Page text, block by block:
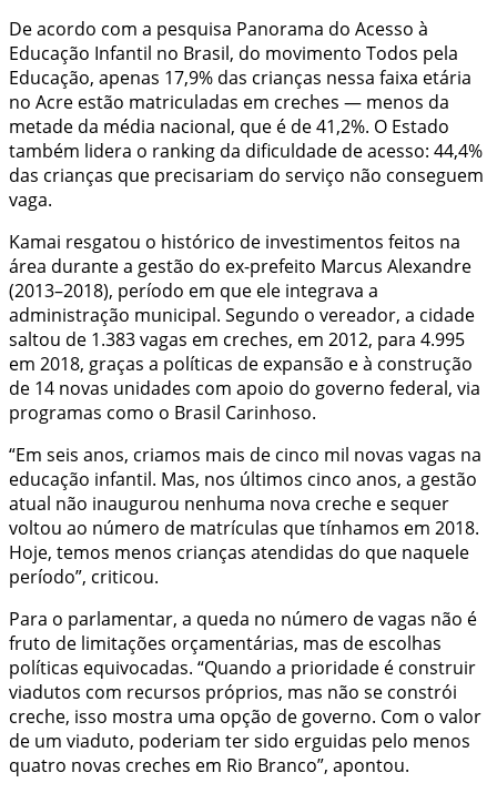
De acordo com a pesquisa Panorama do Acesso à
Educação Infantil no Brasil, do movimento Todos pela
Educação, apenas 17,9% das crianças nessa faixa etária
no Acre estão matriculadas em creches — menos da
metade da média nacional, que é de 41,2%. O Estado
também lidera o ranking da dificuldade de acesso: 44,4%
das crianças que precisariam do serviço não conseguem
vaga.
Kamai resgatou o histórico de investimentos feitos na
área durante a gestão do ex-prefeito Marcus Alexandre
(2013–2018), período em que ele integrava a
administração municipal. Segundo o vereador, a cidade
saltou de 1.383 vagas em creches, em 2012, para 4.995
em 2018, graças a políticas de expansão e à construção
de 14 novas unidades com apoio do governo federal, via
programas como o Brasil Carinhoso.
“Em seis anos, criamos mais de cinco mil novas vagas na
educação infantil. Mas, nos últimos cinco anos, a gestão
atual não inaugurou nenhuma nova creche e sequer
voltou ao número de matrículas que tínhamos em 2018.
Hoje, temos menos crianças atendidas do que naquele
período”, criticou.
Para o parlamentar, a queda no número de vagas não é
fruto de limitações orçamentárias, mas de escolhas
políticas equivocadas. “Quando a prioridade é construir
viadutos com recursos próprios, mas não se constrói
creche, isso mostra uma opção de governo. Com o valor
de um viaduto, poderiam ter sido erguidas pelo menos
quatro novas creches em Rio Branco”, apontou.